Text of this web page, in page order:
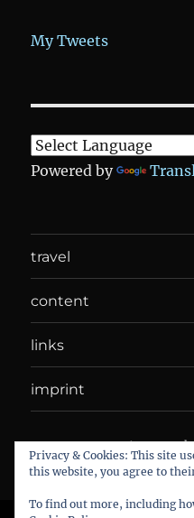
My Tweets
Powered by
travel
content
links
imprint
DANIEL WEBER
powered by WordPress
Privacy & Cookies: This site
this website, you agree to
To find out more, including